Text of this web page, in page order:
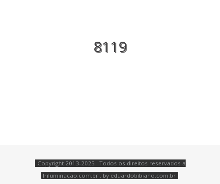
8119
Copyright 2013-2025 . Todos os direitos reservados a
jlriluminacao.com.br . by eduardobibiano.com.br